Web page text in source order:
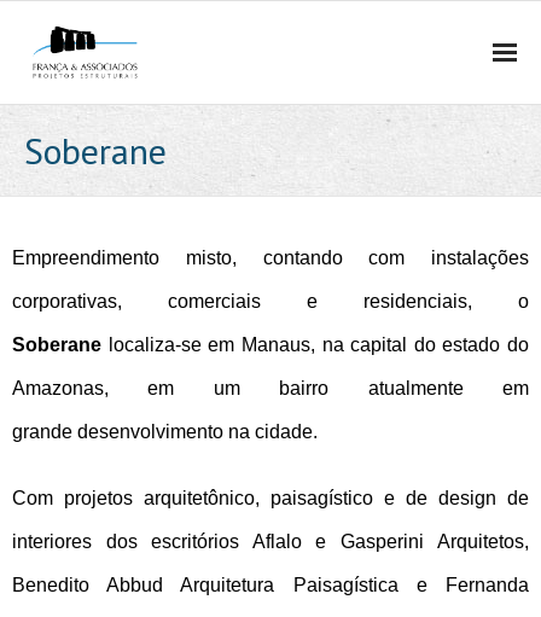
QUEM SOMOS
- MÉTODO
- EQUIPE
NOVIDADES
Soberane
Empreendimento misto, contando com instalações
corporativas, comerciais e residenciais, o
Soberane localiza-se em Manaus, na capital do estado do
Amazonas, em um bairro atualmente em
grande desenvolvimento na cidade.
Com projetos arquitetônico, paisagístico e de design de
interiores dos escritórios Aflalo e Gasperini Arquitetos,
Benedito Abbud Arquitetura Paisagística e Fernanda